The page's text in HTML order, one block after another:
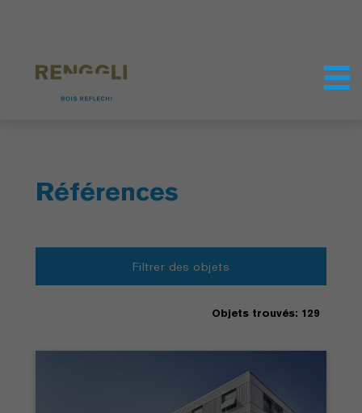
Références
Filtrer des objets
Objets trouvés: 129